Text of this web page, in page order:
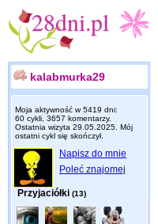
kalabmurka29
Moja aktywność w 5419 dni:
60 cykli, 3657 komentarzy.
Ostatnia wizyta 29.05.2025 . Mój
ostatni cykl się skończył.
Napisz do mnie
Poleć znajomej
Przyjaciółki (13)